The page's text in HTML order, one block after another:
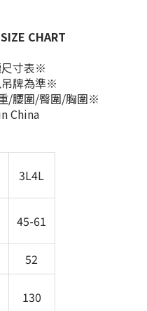
CHART
寸表※
牌為準※
/腰圍/臀圍/胸圍※
China
3L4L
45-61
52
130